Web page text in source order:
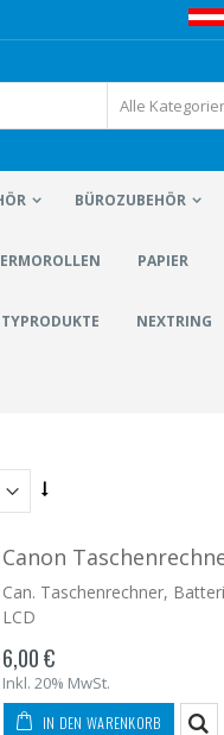
BÜROZUBEHÖR
PAPIER
NEXTRING
Canon
Can. Taschenrechner,
LCD
6,00 €
Inkl. 20% MwSt.
IN DEN WARENKORB